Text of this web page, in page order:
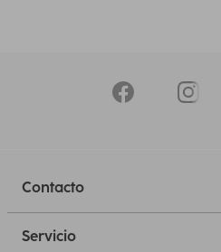
Contacto
Servicio